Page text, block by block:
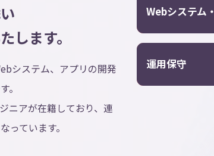
します。
システム、アプリの開発
。
ニアが在籍しており、連
っています。
Webシステム
運用保守